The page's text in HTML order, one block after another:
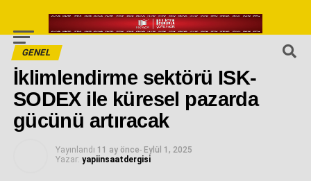
GENEL
İklimlendirme sektörü ISK-
SODEX ile küresel pazarda
gücünü artıracak
Yayınlandı 11 ay önce- Eylül 1, 2025
Yazar: yapiinsaatdergisi